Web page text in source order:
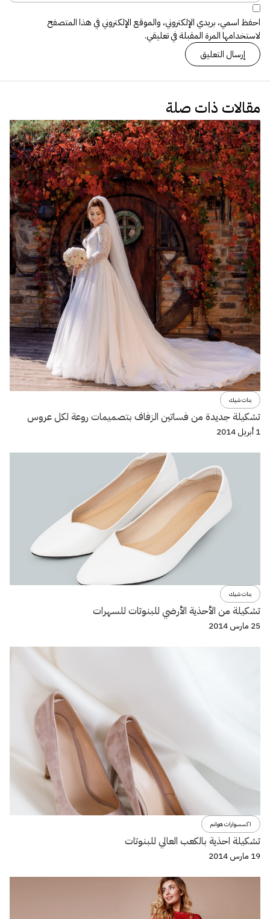
احفظ اسمي، بريدي الإلكتروني، والموقع الإلكتروني في هذا المتصفح
لاستخدامها المرة المقبلة في تعليقي.
مقالات ذات صلة
بنات شيك
تشكيلة جديدة من فساتين الزفاف بتصميمات روعة لكل عروس
1 أبريل 2014
بنات شيك
تشكيلة من الأحذية الأرضي للبنوتات للسهرات
25 مارس 2014
اكسسوارات هوانم
تشكيلة احذية بالكعب العالي للبنوتات
19 مارس 2014